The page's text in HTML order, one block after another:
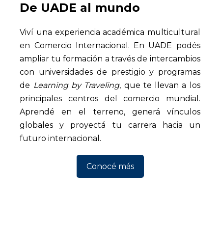
De UADE al mundo
Viví una experiencia académica multicultural
en Comercio Internacional. En UADE podés
ampliar tu formación a través de intercambios
con universidades de prestigio y programas
de Learning by Traveling, que te llevan a los
principales centros del comercio mundial.
Aprendé en el terreno, generá vínculos
globales y proyectá tu carrera hacia un
futuro internacional.
Conocé más